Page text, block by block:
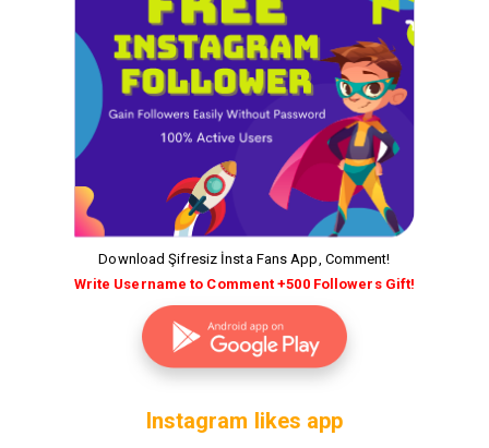
Download Şifresiz İnsta Fans App, Comment!
Write Username to Comment +500 Followers Gift!
Instagram likes app